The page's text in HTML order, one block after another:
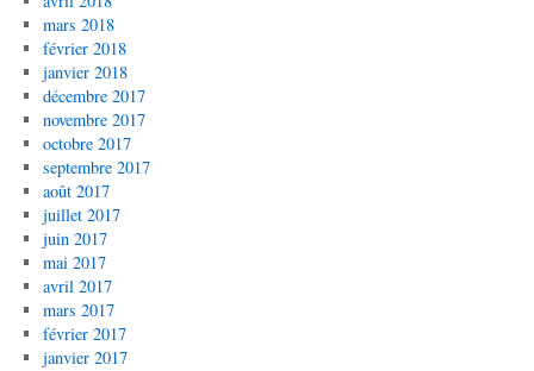
mars 2018
février 2018
janvier 2018
décembre 2017
novembre 2017
octobre 2017
septembre 2017
août 2017
juillet 2017
juin 2017
mai 2017
avril 2017
mars 2017
février 2017
janvier 2017